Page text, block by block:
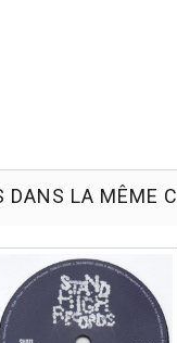
DANS LA MÊME